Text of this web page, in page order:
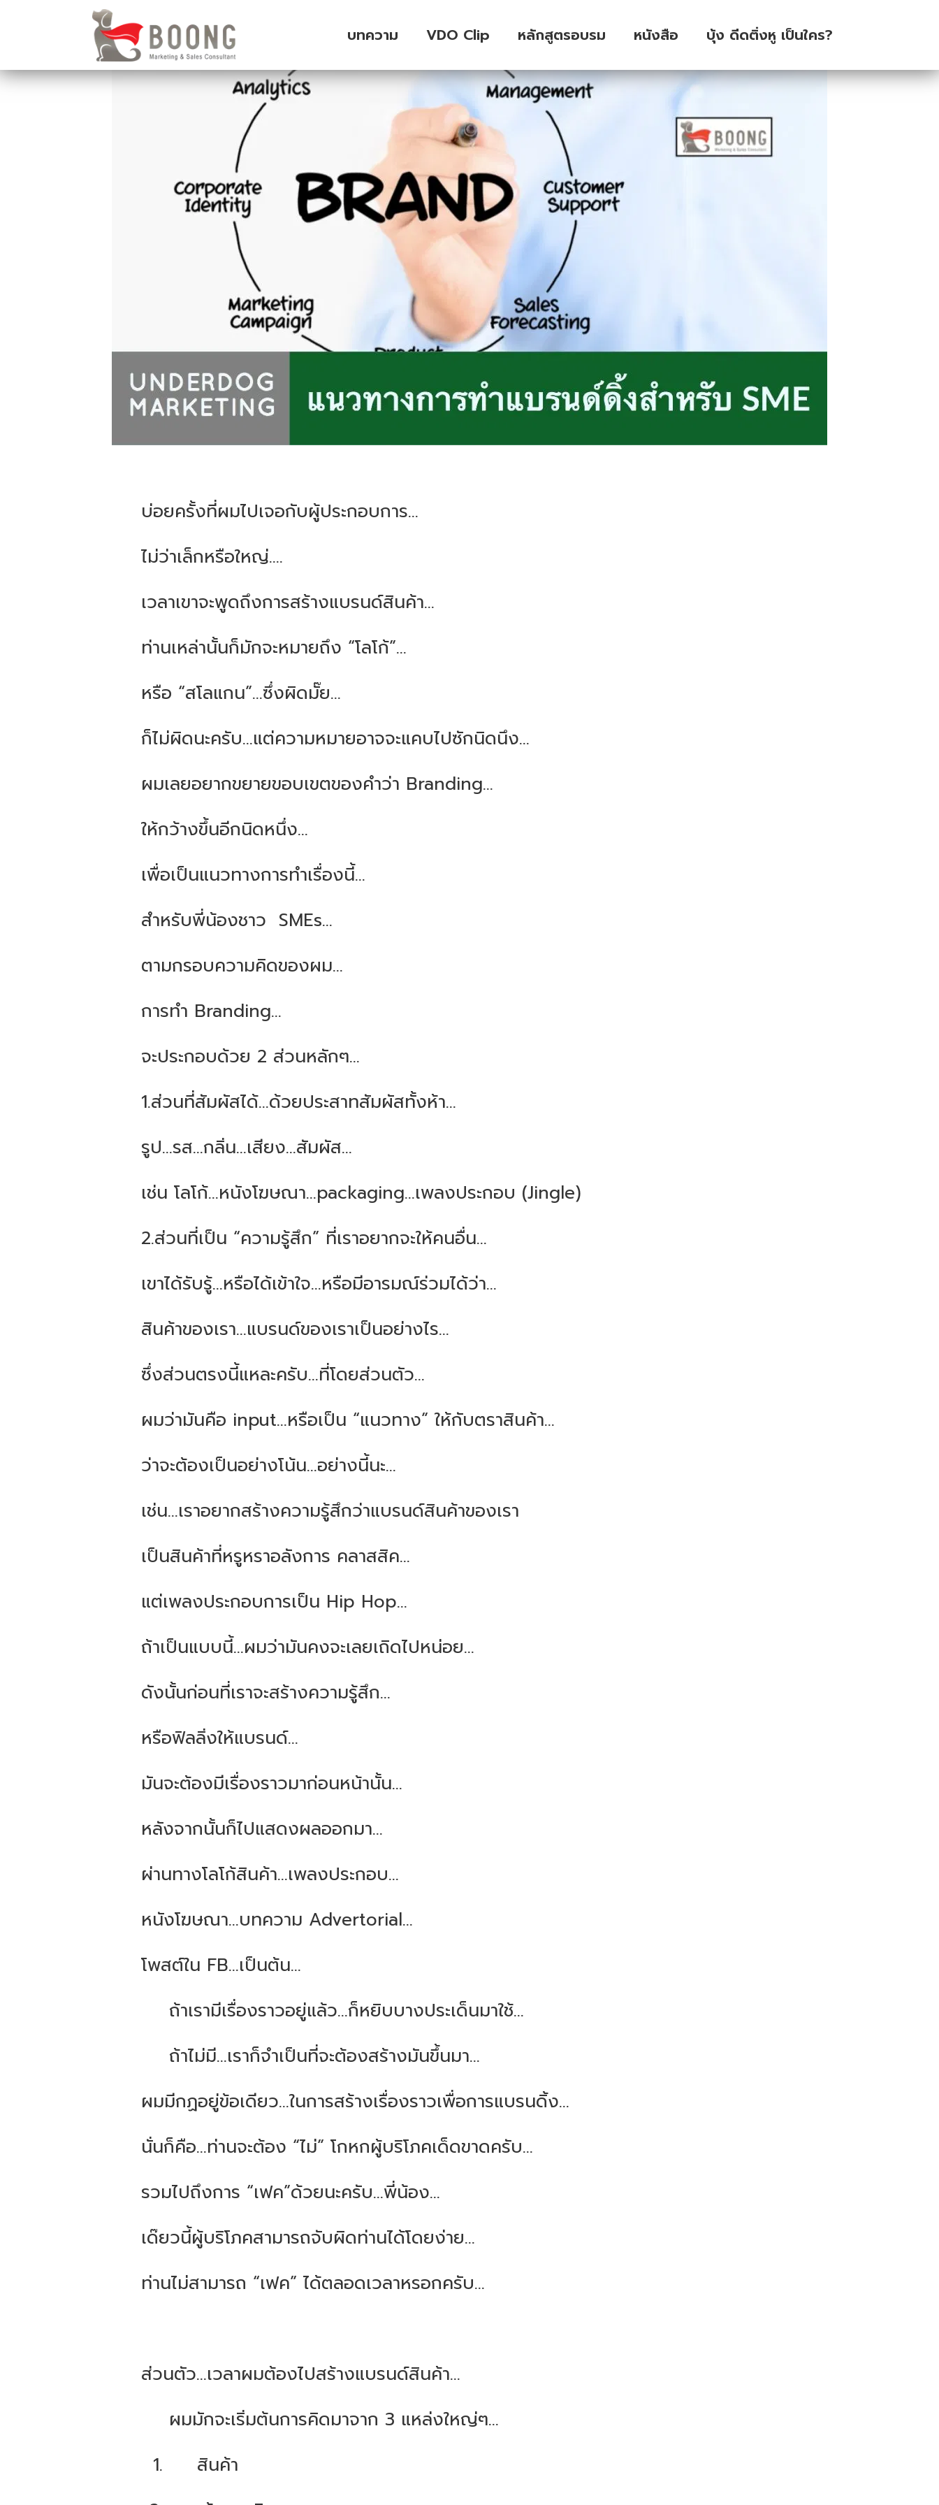
บทความ VDO Clip หลักสูตรอบรม หนังสือ บุ้ง ดีดติ่งหู เป็นใคร?
บ่อยครั้งที่ผมไปเจอกับผู้ประกอบการ...
ไม่ว่าเล็กหรือใหญ่....
เวลาเขาจะพูดถึงการสร้างแบรนด์สินค้า...
ท่านเหล่านั้นก็มักจะหมายถึง “โลโก้”...
หรือ “สโลแกน”...ซึ่งผิดมั๊ย...
ก็ไม่ผิดนะครับ...แต่ความหมายอาจจะแคบไปซักนิดนึง...
ผมเลยอยากขยายขอบเขตของคำว่า Branding…
ให้กว้างขึ้นอีกนิดหนึ่ง...
เพื่อเป็นแนวทางการทำเรื่องนี้...
สำหรับพี่น้องชาว SMEs...
ตามกรอบความคิดของผม...
การทำ Branding…
จะประกอบด้วย 2 ส่วนหลักๆ...
1.ส่วนที่สัมผัสได้...ด้วยประสาทสัมผัสทั้งห้า...
รูป...รส...กลิ่น...เสียง...สัมผัส...
เช่น โลโก้...หนังโฆษณา...packaging...เพลงประกอบ (Jingle)
2.ส่วนที่เป็น “ความรู้สึก” ที่เราอยากจะให้คนอื่น...
เขาได้รับรู้...หรือได้เข้าใจ...หรือมีอารมณ์ร่วมได้ว่า...
สินค้าของเรา...แบรนด์ของเราเป็นอย่างไร...
ซึ่งส่วนตรงนี้แหละครับ...ที่โดยส่วนตัว...
ผมว่ามันคือ input...หรือเป็น “แนวทาง” ให้กับตราสินค้า…
ว่าจะต้องเป็นอย่างโน้น…อย่างนี้นะ…
เช่น…เราอยากสร้างความรู้สึกว่าแบรนด์สินค้าของเรา
เป็นสินค้าที่หรูหราอลังการ คลาสสิค…
แต่เพลงประกอบการเป็น Hip Hop...
ถ้าเป็นแบบนี้...ผมว่ามันคงจะเลยเถิดไปหน่อย...
ดังนั้นก่อนที่เราจะสร้างความรู้สึก...
หรือฟิลลิ่งให้แบรนด์...
มันจะต้องมีเรื่องราวมาก่อนหน้านั้น...
หลังจากนั้นก็ไปแสดงผลออกมา...
ผ่านทางโลโก้สินค้า...เพลงประกอบ...
หนังโฆษณา...บทความ Advertorial...
โพสต์ใน FB…เป็นต้น...
ถ้าเรามีเรื่องราวอยู่แล้ว...ก็หยิบบางประเด็นมาใช้...
ถ้าไม่มี...เราก็จำเป็นที่จะต้องสร้างมันขึ้นมา...
ผมมีกฏอยู่ข้อเดียว...ในการสร้างเรื่องราวเพื่อการแบรนดิ้ง...
นั่นก็คือ...ท่านจะต้อง “ไม่” โกหกผู้บริโภคเด็ดขาดครับ...
รวมไปถึงการ “เฟค”ด้วยนะครับ...พี่น้อง...
เด๊ยวนี้ผู้บริโภคสามารถจับผิดท่านได้โดยง่าย...
ท่านไม่สามารถ “เฟค” ได้ตลอดเวลาหรอกครับ...
ส่วนตัว...เวลาผมต้องไปสร้างแบรนด์สินค้า...
ผมมักจะเริ่มต้นการคิดมาจาก 3 แหล่งใหญ่ๆ...
สินค้า